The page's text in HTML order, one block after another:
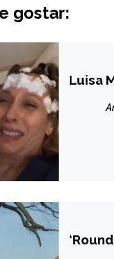
gostar:
Luisa